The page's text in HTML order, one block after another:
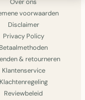
Over ons
voorwaarden
Disclaimer
Privacy Policy
Betaalmethoden
& retourneren
Klantenservice
Klachtenregeling
Reviewbeleid